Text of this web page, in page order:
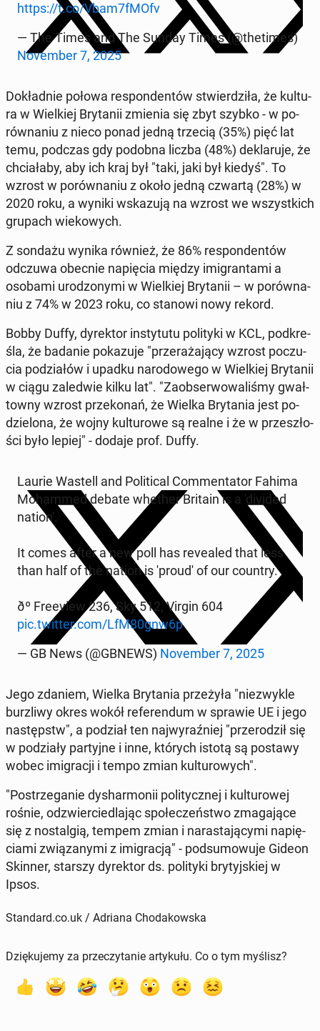
https://t.co/Vbam7fMOfv
— The Times and The Sunday Times (@the­ti­mes)
No­vem­ber 7, 2025
Do­kład­nie połowa re­spon­den­tów stwier­dzi­ła, że ​​kul­tu­
ra w Wiel­kiej Bry­ta­nii zmienia się zbyt szybko - w po­
rów­na­niu z nieco ponad jedną trzecią (35%) pięć lat
temu, podczas gdy podobna liczba (48%) de­kla­ru­je, że
chcia­ła­by, aby ich kraj był "taki, jaki był kiedyś". To
wzrost w po­rów­na­niu z około jedną czwartą (28%) w
2020 roku, a wyniki wska­zu­ją na wzrost we wszyst­kich
grupach wie­ko­wych.
Z sondażu wynika również, że 86% re­spon­den­tów
odczuwa obecnie na­pię­cia między imi­gran­ta­mi a
osobami uro­dzo­ny­mi w Wiel­kiej Bry­ta­nii – w po­rów­na­
niu z 74% w 2023 roku, co stanowi nowy rekord.
Bobby Duffy, dy­rek­tor in­sty­tu­tu po­li­ty­ki w KCL, pod­kre­
śla, że badanie po­ka­zu­je "prze­ra­ża­ją­cy wzrost po­czu­
cia po­dzia­łów i upadku na­ro­do­we­go w Wiel­kiej Bry­ta­nii
w ciągu za­le­d­wie kilku lat". "Za­ob­ser­wo­wa­li­śmy gwał­
tow­ny wzrost prze­ko­nań, że Wielka Bry­ta­nia jest po­
dzie­lo­na, ​​że ​​wojny kul­tu­ro­we są realne i że w prze­szło­
ści było lepiej" - dodaje prof. Duffy.
Laurie Wastell and Po­li­ti­cal Com­men­ta­tor Fahima
Mo­ham­med debate whether Britain is a 'di­vi­ded
nation'.
It comes after a new poll has re­ve­aled that less
than half of the nation is 'proud' of our country.
ðº Fre­eview 236, Sky 512, Virgin 604
pic.twitter.com/LfM80gnw6p
— GB News (@GBNEWS) No­vem­ber 7, 2025
Jego zdaniem, Wielka Bry­ta­nia prze­ży­ła "nie­zwy­kle
burz­li­wy okres wokół re­fe­ren­dum w sprawie UE i jego
na­stępstw", a podział ten naj­wy­raź­niej "prze­ro­dził się
w po­dzia­ły par­tyj­ne i inne, których istotą są postawy
wobec imi­gra­cji i tempo zmian kul­tu­ro­wych".
"Po­strze­ga­nie dys­har­mo­nii po­li­tycz­nej i kul­tu­ro­wej
rośnie, od­zwier­cie­dla­jąc spo­łe­czeń­stwo zma­ga­ją­ce
się z no­stal­gią, tempem zmian i na­ra­sta­ją­cy­mi na­pię­
cia­mi zwią­za­ny­mi z imi­gra­cją" - pod­su­mo­wu­je Gideon
Skinner, starszy dy­rek­tor ds. po­li­ty­ki bry­tyj­skiej w
Ipsos.
Standard.co.uk / Adriana Chodakowska
Dziękujemy za przeczytanie artykułu. Co o tym myślisz?